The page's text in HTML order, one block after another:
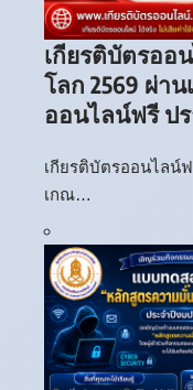
เกียรติบัตรออ
โลก 2569 ผ่า
ออนไลน์ฟรี ป
เกียรติบัตรออนไลน์
เกณ…